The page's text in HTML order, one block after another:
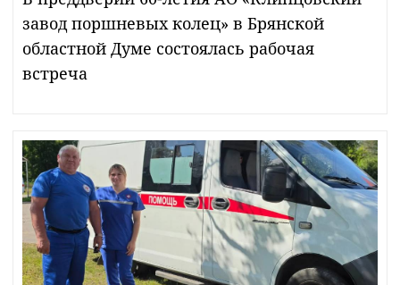
завод поршневых колец» в Брянской
областной Думе состоялась рабочая
встреча